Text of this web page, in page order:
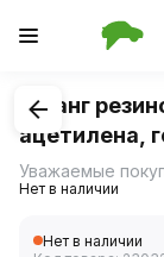
1/1
Шланг
ацетилена,
бутана ТИП
Атм, длина
Уважаемые
Нет в наличии
Нет в наличии